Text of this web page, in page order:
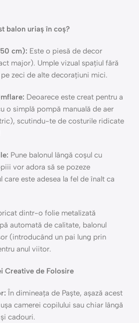
balon uriaș în coș?
cm): Este o piesă de decor
major). Umple vizual spațiul fără
zeci de alte decorațiuni mici.
Deoarece este creat pentru a
o simplă pompă manuală de aer
scutindu-te de costurile ridicate
Pune balonul lângă coșul cu
vor adora să se pozeze
care este adesea la fel de înalt ca
dintr-o folie metalizată
automată de calitate, balonul
(introducând un pai lung prin
anul viitor.
Creative de Folosire
În dimineața de Paște, așază acest
camerei copilului sau chiar lângă
cadouri.